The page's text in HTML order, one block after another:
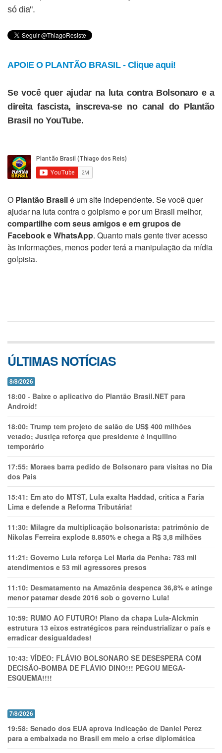
só dia".
APOIE O PLANTÃO BRASIL - Clique aqui!
Se você quer ajudar na luta contra Bolsonaro e a
direita fascista, inscreva-se no canal do Plantão
Brasil no YouTube.
O Plantão Brasilé um site independente. Se você quer
ajudar na luta contra o golpismo e por um Brasil melhor,
compartilhe com seus amigos e em grupos de
Facebook e WhatsApp. Quanto mais gente tiver acesso
às informações, menos poder terá a manipulação da mídia
golpista.
ÚLTIMAS NOTÍCIAS
8/8/2026
18:00 - Baixe o aplicativo do Plantão Brasil.NET para
Android!
18:00: Trump tem projeto de salão de US$ 400 milhões
vetado; Justiça reforça que presidente é inquilino
temporário
17:55: Moraes barra pedido de Bolsonaro para visitas no Dia
dos Pais
15:41: Em ato do MTST, Lula exalta Haddad, critica a Faria
Lima e defende a Reforma Tributária!
11:30: Milagre da multiplicação bolsonarista: patrimônio de
Nikolas Ferreira explode 8.850% e chega a R$ 3,8 milhões
11:21: Governo Lula reforça Lei Maria da Penha: 783 mil
atendimentos e 53 mil agressores presos
11:10: Desmatamento na Amazônia despenca 36,8% e atinge
menor patamar desde 2016 sob o governo Lula!
10:59: RUMO AO FUTURO! Plano da chapa Lula-Alckmin
estrutura 13 eixos estratégicos para reindustrializar o país e
erradicar desigualdades!
10:43: VÍDEO: FLÁVIO BOLSONARO SE DESESPERA COM
DECISÃO-BOMBA DE FLÁVIO DINO!!! PEGOU MEGA-
ESQUEMA!!!!
7/8/2026
19:58: Senado dos EUA aprova indicação de Daniel Perez
para a embaixada no Brasil em meio a crise diplomática